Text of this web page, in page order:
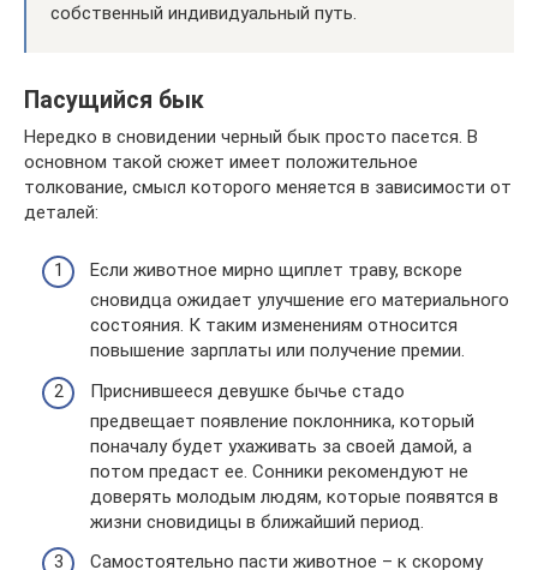
собственный индивидуальный путь.
Пасущийся бык
Нередко в сновидении черный бык просто пасется. В
основном такой сюжет имеет положительное
толкование, смысл которого меняется в зависимости от
деталей:
Если животное мирно щиплет траву, вскоре
сновидца ожидает улучшение его материального
состояния. К таким изменениям относится
повышение зарплаты или получение премии.
Приснившееся девушке бычье стадо
предвещает появление поклонника, который
поначалу будет ухаживать за своей дамой, а
потом предаст ее. Сонники рекомендуют не
доверять молодым людям, которые появятся в
жизни сновидицы в ближайший период.
Самостоятельно пасти животное – к скорому